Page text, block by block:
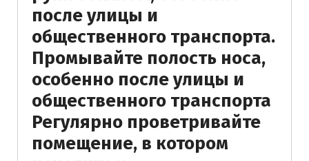
после улицы и
общественного транспорта.
Промывайте полость носа,
особенно после улицы и
общественного транспорта
Регулярно проветривайте
помещение, в котором